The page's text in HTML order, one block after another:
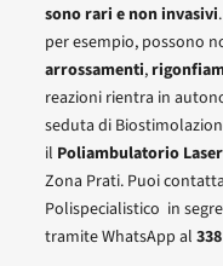
sono rari e non invasivi
per esempio, possono
arrossamenti,
reazioni rientra in
seduta di
il Poliambulatorio
Zona Prati. Puoi
Polispecialistico in
tramite WhatsApp al